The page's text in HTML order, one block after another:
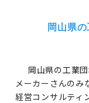
岡山県
岡山県の工業
メーカーさんのみ
経営コンサルティ